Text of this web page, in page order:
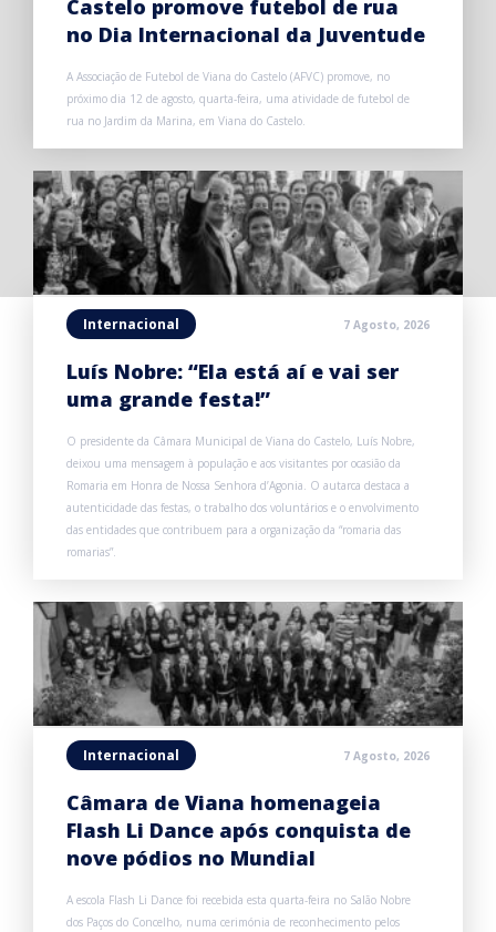
Castelo promove futebol de rua
no Dia Internacional da Juventude
A Associação de Futebol de Viana do Castelo (AFVC) promove, no
próximo dia 12 de agosto, quarta-feira, uma atividade de futebol de
rua no Jardim da Marina, em Viana do Castelo.
Internacional 7 Agosto, 2026
Luís Nobre: “Ela está aí e vai ser
uma grande festa!”
O presidente da Câmara Municipal de Viana do Castelo, Luís Nobre,
deixou uma mensagem à população e aos visitantes por ocasião da
Romaria em Honra de Nossa Senhora d’Agonia. O autarca destaca a
autenticidade das festas, o trabalho dos voluntários e o envolvimento
das entidades que contribuem para a organização da “romaria das
romarias”.
Internacional 7 Agosto, 2026
Câmara de Viana homenageia
Flash Li Dance após conquista de
nove pódios no Mundial
A escola Flash Li Dance foi recebida esta quarta-feira no Salão Nobre
dos Paços do Concelho, numa cerimónia de reconhecimento pelos